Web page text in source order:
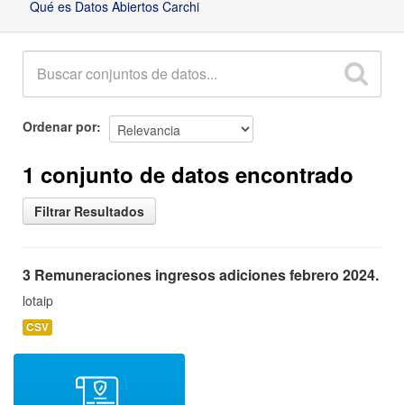
Qué es Datos Abiertos Carchi
Ordenar por
1 conjunto de datos encontrado
Filtrar Resultados
3 Remuneraciones ingresos adiciones febrero 2024.
lotaip
CSV